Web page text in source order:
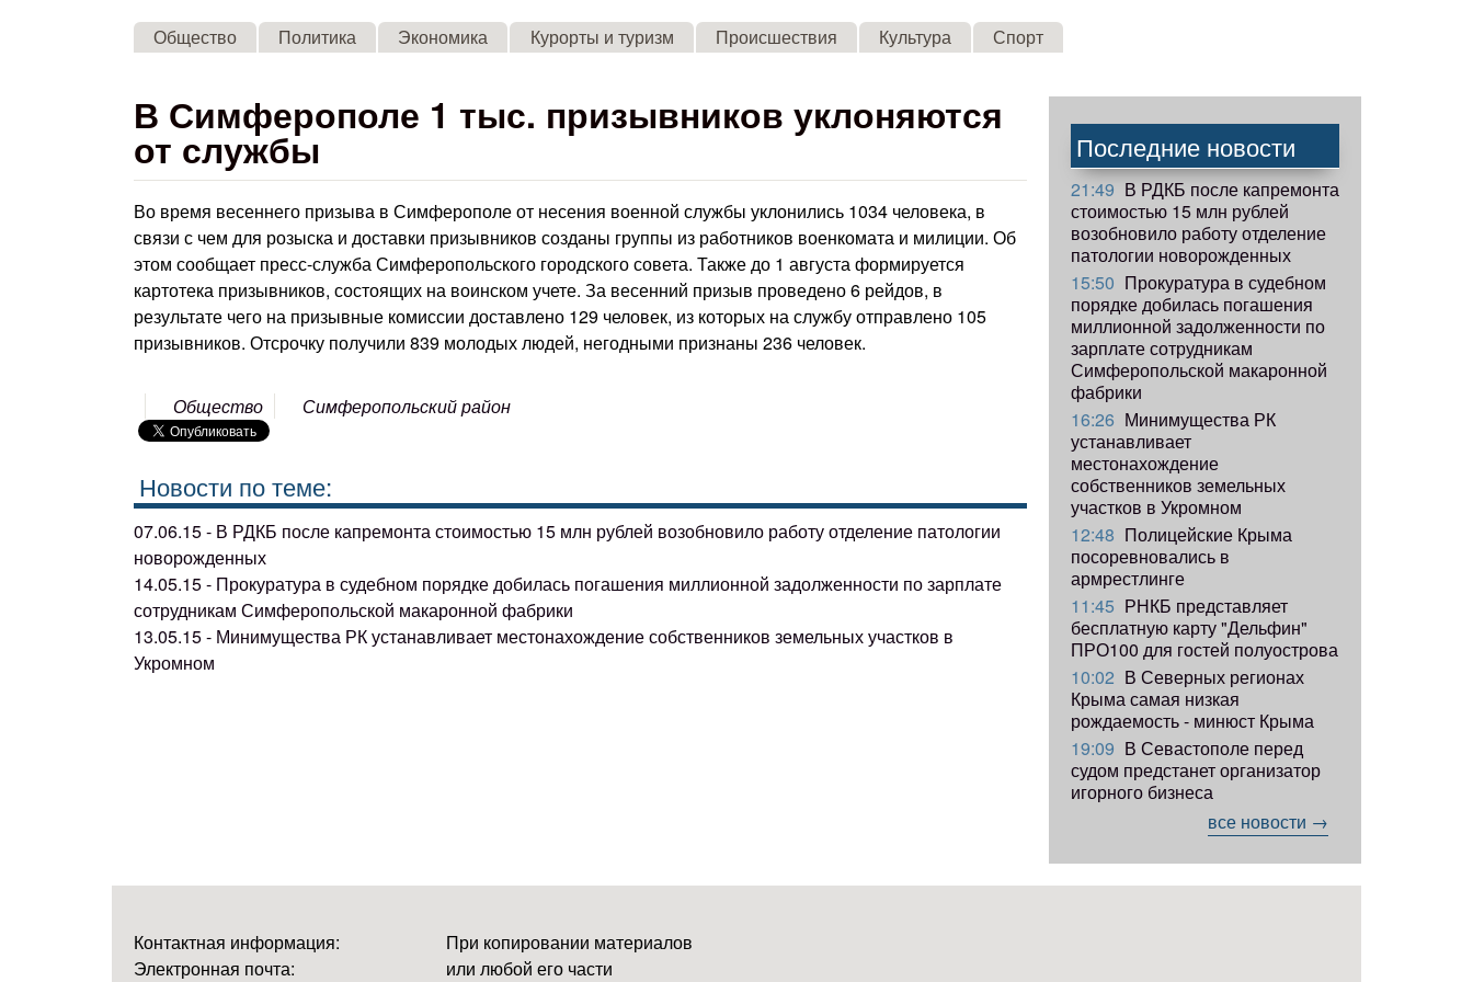
Skip to main content
Общество Политика Экономика Курорты и туризм Происшествия Культура Спорт
В Симферополе 1 тыс. призывников уклоняются
от службы
Во время весеннего призыва в Симферополе от несения военной службы уклонились 1034 человека, в
связи с чем для розыска и доставки призывников созданы группы из работников военкомата и милиции. Об
этом сообщает пресс-служба Симферопольского городского совета. Также до 1 августа формируется
картотека призывников, состоящих на воинском учете. За весенний призыв проведено 6 рейдов, в
результате чего на призывные комиссии доставлено 129 человек, из которых на службу отправлено 105
призывников. Отсрочку получили 839 молодых людей, негодными признаны 236 человек.
Общество Симферопольский район
Новости по теме:
07.06.15 - В РДКБ после капремонта стоимостью 15 млн рублей возобновило работу отделение патологии
новорожденных
14.05.15 - Прокуратура в судебном порядке добилась погашения миллионной задолженности по зарплате
сотрудникам Симферопольской макаронной фабрики
13.05.15 - Минимущества РК устанавливает местонахождение собственников земельных участков в
Укромном
Последние новости
21:49 В РДКБ после капремонта
стоимостью 15 млн рублей
возобновило работу отделение
патологии новорожденных
15:50 Прокуратура в судебном
порядке добилась погашения
миллионной задолженности по
зарплате сотрудникам
Симферопольской макаронной
фабрики
16:26 Минимущества РК
устанавливает
местонахождение
собственников земельных
участков в Укромном
12:48 Полицейские Крыма
посоревновались в
армрестлинге
11:45 РНКБ представляет
бесплатную карту "Дельфин"
ПРО100 для гостей полуострова
10:02 В Северных регионах
Крыма самая низкая
рождаемость - минюст Крыма
19:09 В Севастополе перед
судом предстанет организатор
игорного бизнеса
все новости →
Контактная информация:
Электронная почта:
При копировании материалов
или любой его части